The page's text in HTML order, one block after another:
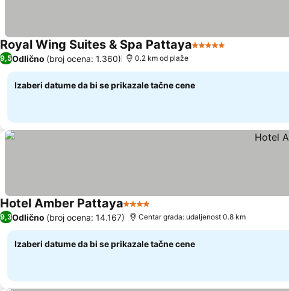
Royal Wing Suites & Spa Pattaya5 Zvezdice
9,5Odlično (broj ocena: 1.360) 0.2 km od plaže
Izaberi datume da bi se prikazale tačne cene
Hotel Amber Pattaya4 Zvezdice
9,3Odlično (broj ocena: 14.167) Centar grada: udaljenost 0.8 km
Izaberi datume da bi se prikazale tačne cene